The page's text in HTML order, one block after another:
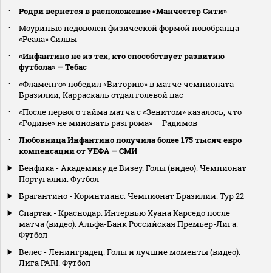
Родри вернется в расположение «Манчестер Сити»
Моуринью недоволен физической формой новобранца
«Реала» Силвы
«Инфантино не из тех, кто способствует развитию
футбола» — Тебас
«Фламенго» победил «Виторию» в матче чемпионата
Бразилии, Карраскаль отдал голевой пас
«После первого тайма матча с «Зенитом» казалось, что
«Родине» не миновать разгрома» — Радимов
Любовница Инфантино получила более 175 тысяч евро
компенсации от УЕФА — СМИ
Бенфика - Академику де Визеу. Голы (видео). Чемпионат
Португалии. Футбол
Брагантино - Коринтианс. Чемпионат Бразилии. Тур 22
Спартак - Краснодар. Интервью Хуана Карседо после
матча (видео). Альфа-Банк Российская Премьер-Лига.
Футбол
Велес - Ленинградец. Голы и лучшие моменты (видео).
Лига PARI. Футбол